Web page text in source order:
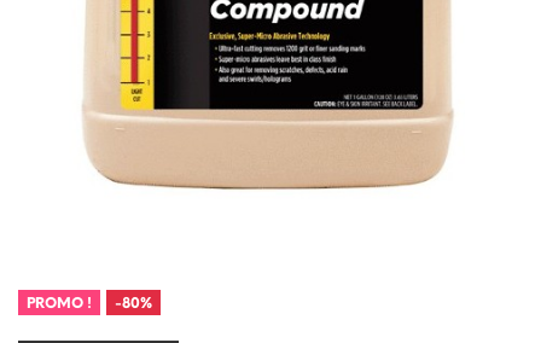
PROMO ! -80%